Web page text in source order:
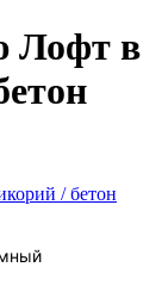
Лофт в